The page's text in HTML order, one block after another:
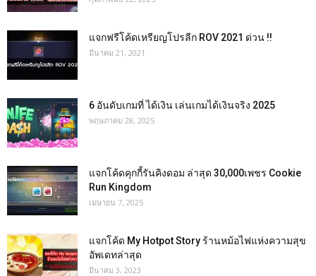
แจกฟรีโค้ดเหรียญโปรลีก ROV 2021 ด่วน !!
มีนาคม 21, 2021
6 อันดับเกมที่ ได้เงิน เล่นเกมได้เงินจริง 2025
พฤษภาคม 28, 2025
แจกโค้ดคุกกี้รันคิงดอม ล่าสุด 30,000เพชร Cookie
Run Kingdom
เมษายน 7, 2025
แจกโค้ด My Hotpot Story ร้านหม้อไฟแห่งความสุข
อัพเดทล่าสุด
มีนาคม 3, 2023